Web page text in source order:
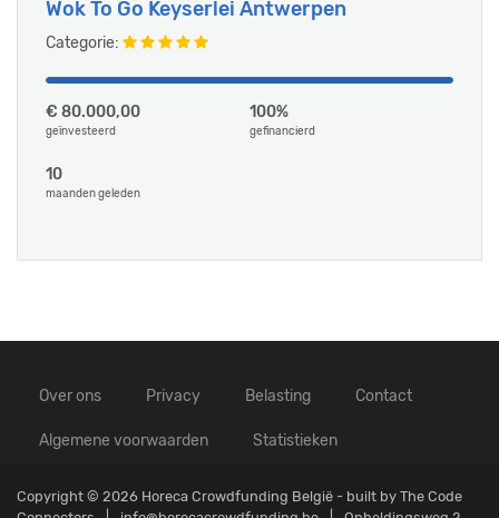
Wok To Go Keyserlei Antwerpen
Categorie:
€ 80.000,00
geïnvesteerd
100%
gefinancierd
10
maanden geleden
Over ons Privacy Belasting Contact
Algemene voorwaarden Statistieken
Copyright © 2026 Horeca Crowdfunding België - built by The Code